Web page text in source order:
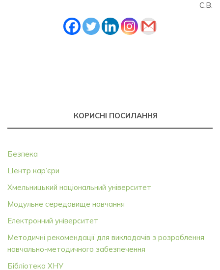
С.В.
КОРИСНІ ПОСИЛАННЯ
Безпека
Центр кар’єри
Хмельницький національний університет
Модульне середовище навчання
Електронний університет
Методичні рекомендації для викладачів з розроблення
навчально-методичного забезпечення
Бібліотека ХНУ